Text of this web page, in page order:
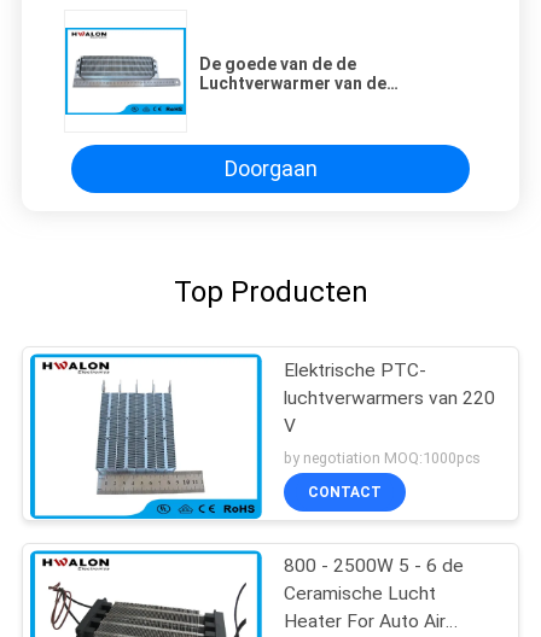
De goede van de de
Luchtverwarmer van de
Weerstand voor Kennel het
Verwarmen
Doorgaan
Top Producten
Elektrische PTC-
luchtverwarmers van 220
V
by negotiation MOQ:1000pcs
CONTACT
800 - 2500W 5 - 6 de
Ceramische Lucht
Heater For Auto Air